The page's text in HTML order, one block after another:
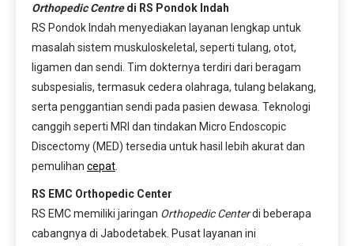
Orthopedic Centredi RS Pondok Indah
RS Pondok Indah menyediakan layanan lengkap untuk
masalah sistem muskuloskeletal, seperti tulang, otot,
ligamen dan sendi. Tim dokternya terdiri dari beragam
subspesialis, termasuk cedera olahraga, tulang belakang,
serta penggantian sendi pada pasien dewasa. Teknologi
canggih seperti MRI dan tindakan Micro Endoscopic
Discectomy (MED) tersedia untuk hasil lebih akurat dan
pemulihan cepat
RS EMC Orthopedic Center
RS EMC memiliki jaringan Orthopedic Centerdi beberapa
cabangnya di Jabodetabek. Pusat layanan ini